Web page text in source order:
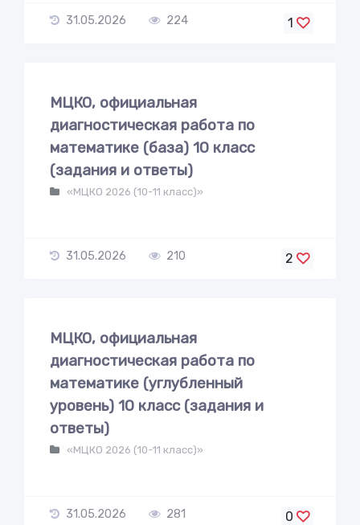
31.05.2026 224 1
МЦКО, официальная
диагностическая работа по
математике (база) 10 класс
(задания и ответы)
«МЦКО 2026 (10-11 класс)»
31.05.2026 210 2
МЦКО, официальная
диагностическая работа по
математике (углубленный
уровень) 10 класс (задания и
ответы)
«МЦКО 2026 (10-11 класс)»
31.05.2026 281 0